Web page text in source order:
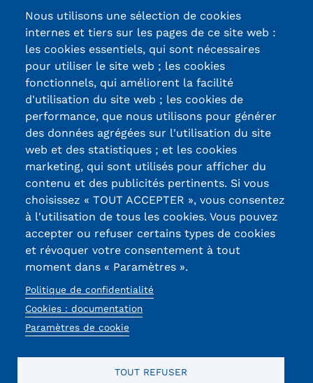
Rechercher une formation
13, Rue Ernest
Thierry-Mieg
90010 BELFORT
Cedex
03 84 58 33 10
Réseaux
sociaux
Certifications /
Labels qualité
Nous utilisons une sélection de cookies
internes et tiers sur les pages de ce site web :
les cookies essentiels, qui sont nécessaires
pour utiliser le site web ; les cookies
fonctionnels, qui améliorent la facilité
d'utilisation du site web ; les cookies de
performance, que nous utilisons pour générer
des données agrégées sur l'utilisation du site
web et des statistiques ; et les cookies
marketing, qui sont utilisés pour afficher du
contenu et des publicités pertinents. Si vous
choisissez « TOUT ACCEPTER », vous consentez
à l'utilisation de tous les cookies. Vous pouvez
accepter ou refuser certains types de cookies
et révoquer votre consentement à tout
moment dans « Paramètres ».
Politique de confidentialité
Cookies : documentation
Paramètres de cookie
TOUT REFUSER